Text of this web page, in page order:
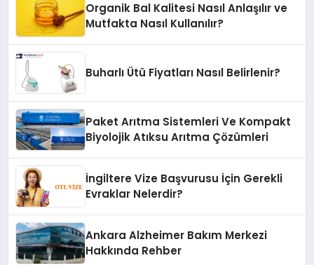
Organik Bal Kalitesi Nasıl Anlaşılır ve
Mutfakta Nasıl Kullanılır?
Buharlı Ütü Fiyatları Nasıl Belirlenir?
Paket Arıtma Sistemleri Ve Kompakt
Biyolojik Atıksu Arıtma Çözümleri
İngiltere Vize Başvurusu İçin Gerekli
Evraklar Nelerdir?
Ankara Alzheimer Bakım Merkezi
Hakkında Rehber